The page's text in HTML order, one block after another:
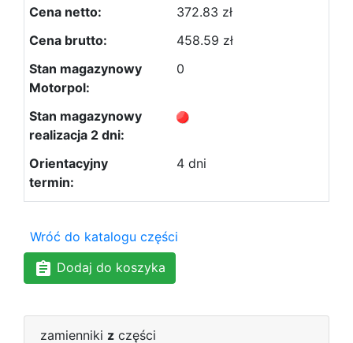
372.83 zł
458.59 zł
0
4 dni
Wróć do katalogu części
Dodaj do koszyka
zamienniki z części